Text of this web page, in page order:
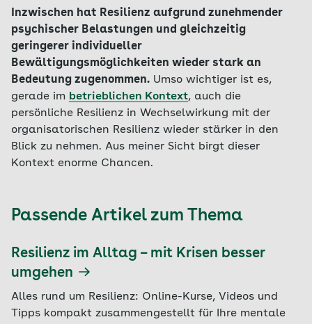
Inzwischen hat Resilienz aufgrund zunehmender
psychischer Belastungen und gleichzeitig
geringerer individueller
Bewältigungsmöglichkeiten wieder stark an
Bedeutung zugenommen. Umso wichtiger ist es,
gerade im betrieblichen Kontext, auch die
persönliche Resilienz in Wechselwirkung mit der
organisatorischen Resilienz wieder stärker in den
Blick zu nehmen. Aus meiner Sicht birgt dieser
Kontext enorme Chancen.
Passende Artikel zum Thema
Resilienz im Alltag – mit Krisen besser
umgehen
Alles rund um Resilienz: Online-Kurse, Videos und
Tipps kompakt zusammengestellt für Ihre mentale